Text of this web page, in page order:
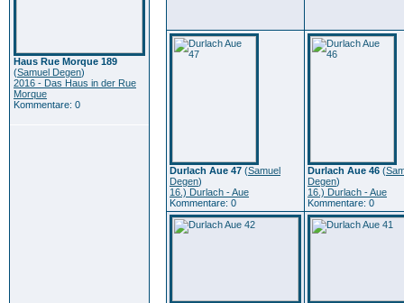
Haus Rue Morque 189
(Samuel Degen)
2016 - Das Haus in der Rue
Morque
Kommentare: 0
Durlach Aue 47 (Samuel
Degen)
16.) Durlach - Aue
Kommentare: 0
Durlach Aue 46 (
Degen)
16.) Durlach - Aue
Kommentare: 0